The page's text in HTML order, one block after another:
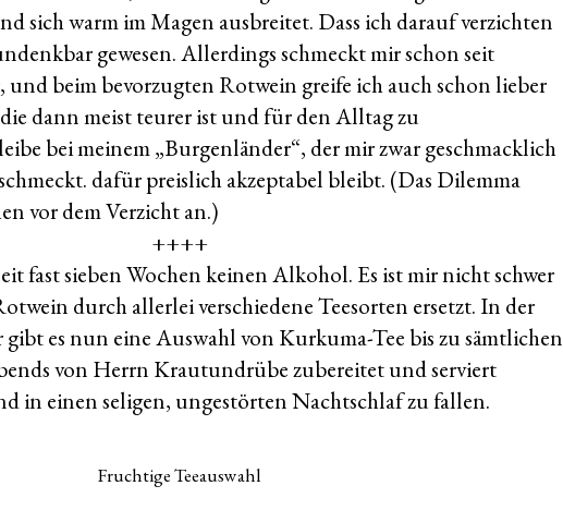
sich warm im Magen ausbreitet. Dass ich darauf verzichten
gewesen. Allerdings schmeckt mir schon seit
und beim bevorzugten Rotwein greife ich auch schon lieber
dann meist teurer ist und für den Alltag zu
bei meinem „Burgenländer“, der mir zwar geschmacklich
dafür preislich akzeptabel bleibt. (Das Dilemma
vor dem Verzicht an.)
++++
fast sieben Wochen keinen Alkohol. Es ist mir nicht schwer
durch allerlei verschiedene Teesorten ersetzt. In der
es nun eine Auswahl von Kurkuma-Tee bis zu sämtlichen
von Herrn Krautundrübe zubereitet und serviert
in einen seligen, ungestörten Nachtschlaf zu fallen.
Fruchtige Teeauswahl